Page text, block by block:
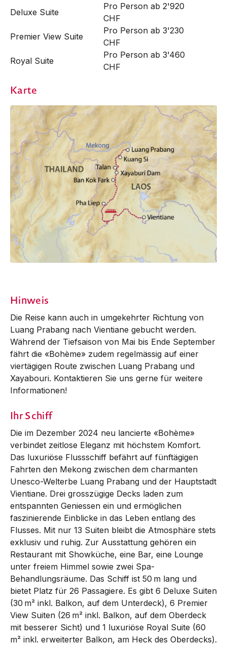
Deluxe Suite
Pro Person ab 2'920
CHF
Premier View Suite
Pro Person ab 3'230
CHF
Royal Suite
Pro Person ab 3'460
CHF
Karte
Hinweis
Die Reise kann auch in umgekehrter Richtung von
Luang Prabang nach Vientiane gebucht werden.
Während der Tiefsaison von Mai bis Ende September
fährt die «Bohème» zudem regelmässig auf einer
viertägigen Route zwischen Luang Prabang und
Xayabouri. Kontaktieren Sie uns gerne für weitere
Informationen!
Ihr Schiff
Die im Dezember 2024 neu lancierte «Bohème»
verbindet zeitlose Eleganz mit höchstem Komfort.
Das luxuriöse Flussschiff befährt auf fünftägigen
Fahrten den Mekong zwischen dem charmanten
Unesco-Welterbe Luang Prabang und der Hauptstadt
Vientiane. Drei grosszügige Decks laden zum
entspannten Geniessen ein und ermöglichen
faszinierende Einblicke in das Leben entlang des
Flusses. Mit nur 13 Suiten bleibt die Atmosphäre stets
exklusiv und ruhig. Zur Ausstattung gehören ein
Restaurant mit Showküche, eine Bar, eine Lounge
unter freiem Himmel sowie zwei Spa-
Behandlungsräume. Das Schiff ist 50 m lang und
bietet Platz für 26 Passagiere. Es gibt 6 Deluxe Suiten
(30 m² inkl. Balkon, auf dem Unterdeck), 6 Premier
View Suiten (26 m² inkl. Balkon, auf dem Oberdeck
mit besserer Sicht) und 1 luxuriöse Royal Suite (60
m² inkl. erweiterter Balkon, am Heck des Oberdecks).